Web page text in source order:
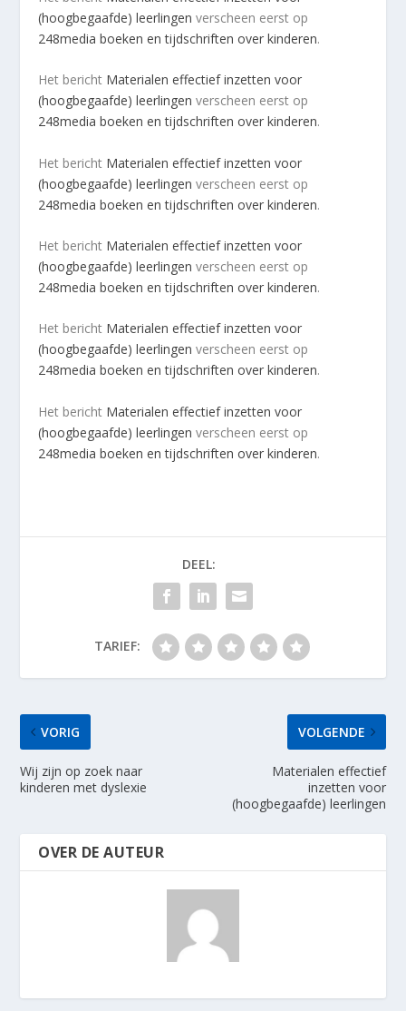
(hoogbegaafde) leerlingen verscheen eerst op
248media boeken en tijdschriften over kinderen.
Het bericht Materialen effectief inzetten voor
(hoogbegaafde) leerlingen verscheen eerst op
248media boeken en tijdschriften over kinderen.
Het bericht Materialen effectief inzetten voor
(hoogbegaafde) leerlingen verscheen eerst op
248media boeken en tijdschriften over kinderen.
Het bericht Materialen effectief inzetten voor
(hoogbegaafde) leerlingen verscheen eerst op
248media boeken en tijdschriften over kinderen.
Het bericht Materialen effectief inzetten voor
(hoogbegaafde) leerlingen verscheen eerst op
248media boeken en tijdschriften over kinderen.
Het bericht Materialen effectief inzetten voor
(hoogbegaafde) leerlingen verscheen eerst op
248media boeken en tijdschriften over kinderen.
DEEL:
TARIEF:
VORIG
Wij zijn op zoek naar
kinderen met dyslexie
VOLGENDE
Materialen effectief
inzetten voor
(hoogbegaafde) leerlingen
OVER DE AUTEUR